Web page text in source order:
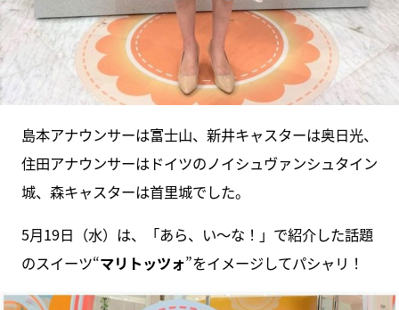
島本アナウンサーは富士山、新井キャスターは奥日光、
住田アナウンサーはドイツのノイシュヴァンシュタイン
城、森キャスターは首里城でした。
5月19日（水）は、「あら、い〜な！」で紹介した話題
のスイーツ“マリトッツォ”をイメージしてパシャリ！